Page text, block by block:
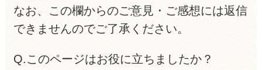
なお、この欄からのご意見・ご感想には返信
できませんのでご了承ください。
Q.このページはお役に立ちましたか？